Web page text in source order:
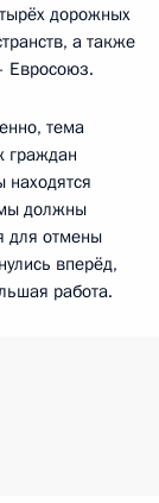
дорожных
а также
Евросоюз.
тема
граждан
должны
для отмены
вперёд,
работа.